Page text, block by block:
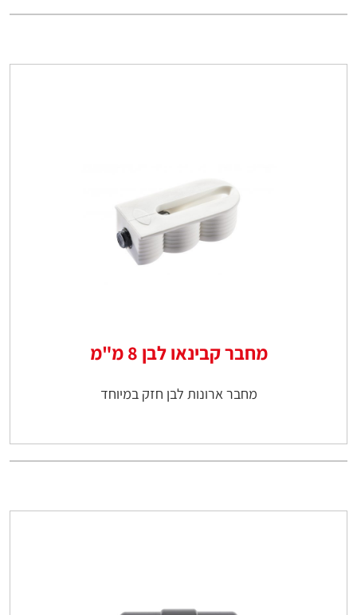
מחבר קבינאו לבן 8 מ"מ
מחבר ארונות לבן חזק במיוחד